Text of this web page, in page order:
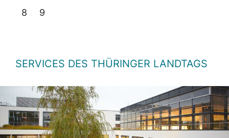
8 9
SERVICES DES THÜRINGER LANDTAGS